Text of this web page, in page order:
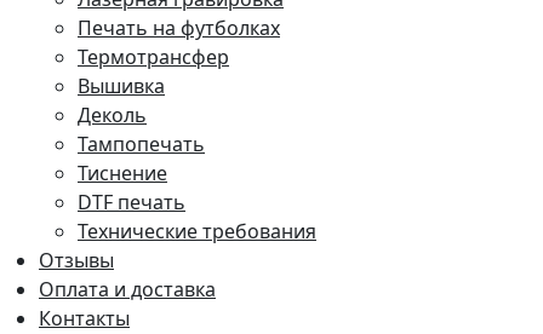
Печать на футболках
Термотрансфер
Вышивка
Деколь
Тампопечать
Тиснение
DTF печать
Технические требования
Отзывы
Оплата и доставка
Контакты